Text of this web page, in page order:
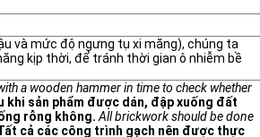
và mức độ ngưng tụ xi măng), chúng ta
kịp thời, để tránh thời gian ô nhiễm bề
a wooden hammer in time to check whether
khi sản phẩm được dán, đập xuống đất
rỗng không. All brickwork should be done
cả các công trình gạch nên được thực